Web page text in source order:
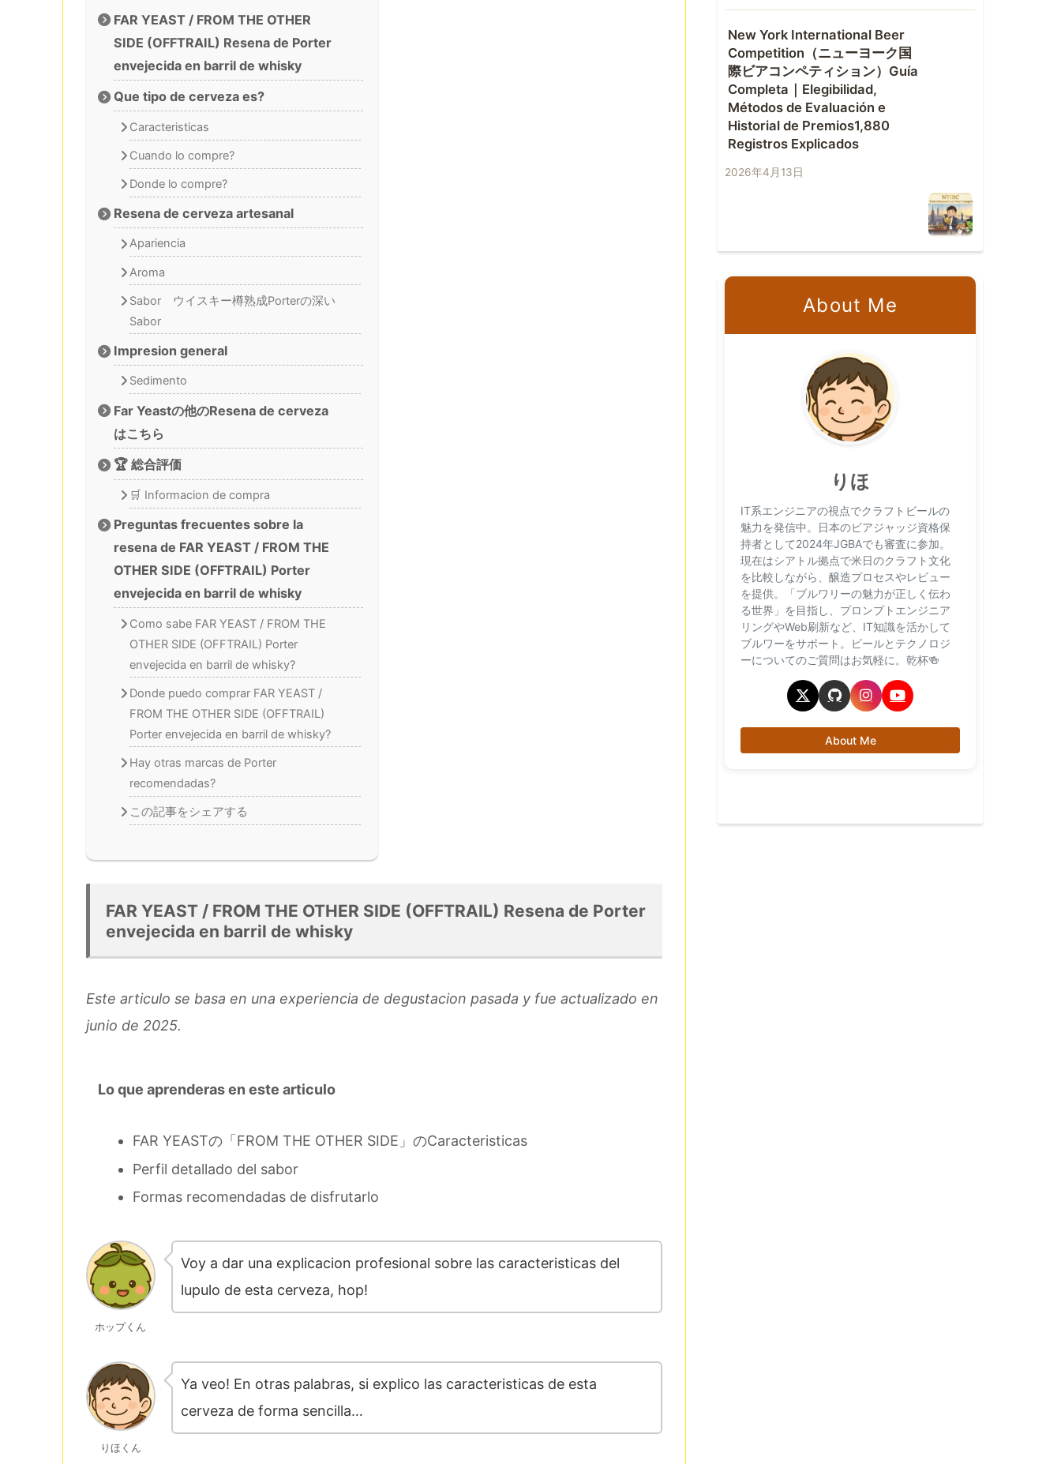
FAR YEAST / FROM THE OTHER
SIDE (OFFTRAIL) Resena de Porter
envejecida en barril de whisky
Que tipo de cerveza es?
Caracteristicas
Cuando lo compre?
Donde lo compre?
Resena de cerveza artesanal
Apariencia
Aroma
Sabor ウイスキー樽熟成Porterの深い
Sabor
Impresion general
Sedimento
Far Yeastの他のResena de cerveza
はこちら
🏆 総合評価
🛒 Informacion de compra
Preguntas frecuentes sobre la
resena de FAR YEAST / FROM THE
OTHER SIDE (OFFTRAIL) Porter
envejecida en barril de whisky
Como sabe FAR YEAST / FROM THE
OTHER SIDE (OFFTRAIL) Porter
envejecida en barril de whisky?
Donde puedo comprar FAR YEAST /
FROM THE OTHER SIDE (OFFTRAIL)
Porter envejecida en barril de whisky?
Hay otras marcas de Porter
recomendadas?
この記事をシェアする
FAR YEAST / FROM THE OTHER SIDE (OFFTRAIL) Resena de Porter
envejecida en barril de whisky
Este articulo se basa en una experiencia de degustacion pasada y fue actualizado en
junio de 2025.
Lo que aprenderas en este articulo
FAR YEASTの「FROM THE OTHER SIDE」のCaracteristicas
Perfil detallado del sabor
Formas recomendadas de disfrutarlo
ホップくん
Voy a dar una explicacion profesional sobre las caracteristicas del
lupulo de esta cerveza, hop!
りほくん
Ya veo! En otras palabras, si explico las caracteristicas de esta
cerveza de forma sencilla…
New York International Beer
Competition（ニューヨーク国
際ビアコンペティション）Guía
Completa｜Elegibilidad,
Métodos de Evaluación e
Historial de Premios1,880
Registros Explicados
2026年4月13日
About Me
りほ
IT系エンジニアの視点でクラフトビールの
魅力を発信中。日本のビアジャッジ資格保
持者として2024年JGBAでも審査に参加。
現在はシアトル拠点で米日のクラフト文化
を比較しながら、醸造プロセスやレビュー
を提供。「ブルワリーの魅力が正しく伝わ
る世界」を目指し、プロンプトエンジニア
リングやWeb刷新など、IT知識を活かして
ブルワーをサポート。ビールとテクノロジ
ーについてのご質問はお気軽に。乾杯🍻
About Me